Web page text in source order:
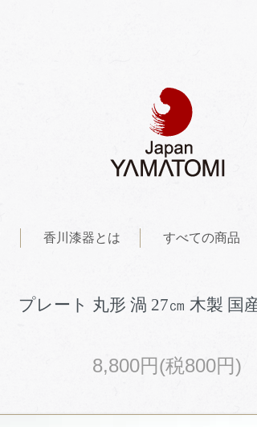
香川漆器とは すべての商品
プレート 丸形 渦 27㎝ 木製 国
8,800円(税800円)